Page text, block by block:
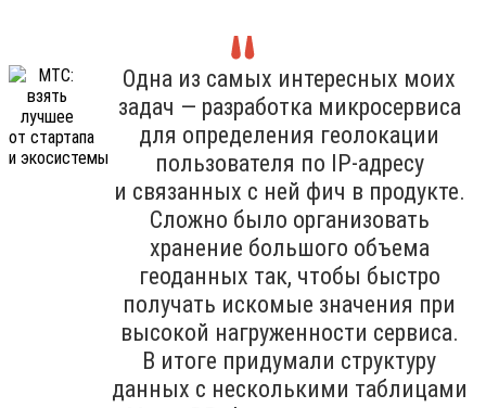
Одна из самых интересных моих
задач — разработка микросервиса
для определения геолокации
пользователя по IP-адресу
и связанных с ней фич в продукте.
Сложно было организовать
хранение большого объема
геоданных так, чтобы быстро
получать искомые значения при
высокой нагруженности сервиса.
В итоге придумали структуру
данных с несколькими таблицами